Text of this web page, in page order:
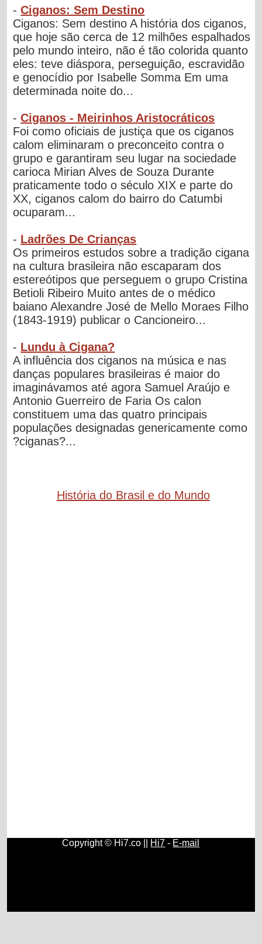
-Ciganos: Sem Destino
Ciganos: Sem destino A história dos ciganos,
que hoje são cerca de 12 milhões espalhados
pelo mundo inteiro, não é tão colorida quanto
eles: teve diáspora, perseguição, escravidão
e genocídio por Isabelle Somma Em uma
determinada noite do...
-Ciganos - Meirinhos Aristocráticos
Foi como oficiais de justiça que os ciganos
calom eliminaram o preconceito contra o
grupo e garantiram seu lugar na sociedade
carioca Mirian Alves de Souza Durante
praticamente todo o século XIX e parte do
XX, ciganos calom do bairro do Catumbi
ocuparam...
- Ladrões De Crianças
Os primeiros estudos sobre a tradição cigana
na cultura brasileira não escaparam dos
estereótipos que perseguem o grupo Cristina
Betioli Ribeiro Muito antes de o médico
baiano Alexandre José de Mello Moraes Filho
(1843-1919) publicar o Cancioneiro...
- Lundu à Cigana?
A influência dos ciganos na música e nas
danças populares brasileiras é maior do
imaginávamos até agora Samuel Araújo e
Antonio Guerreiro de Faria Os calon
constituem uma das quatro principais
populações designadas genericamente como
?ciganas?...
História do Brasil e do Mundo
Copyright © Hi7.co || Hi7 - E-mail